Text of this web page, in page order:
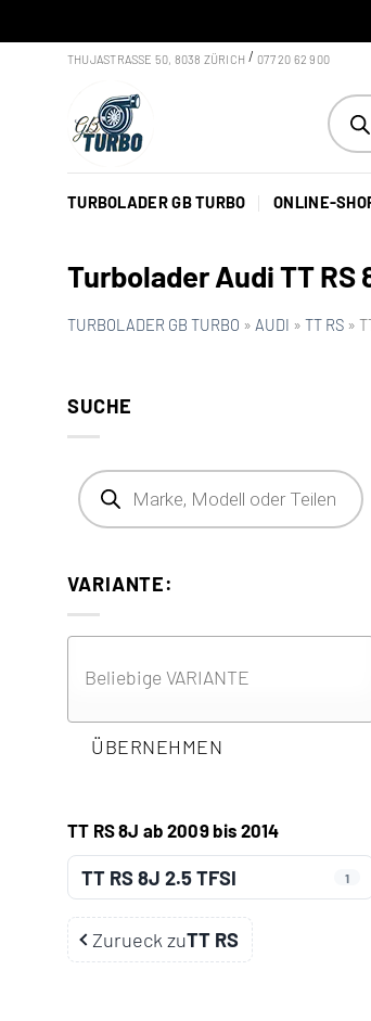
Skip to contentTHUJASTRASSE 50, 8038 ZÜRICH /077 20 62 900
TURBOLADER GB TURBO ONLINE-
Turbolader Audi TT RS
TURBOLADER GB TURBO » AUDI » TT RS »
SUCHE
Products search
VARIANTE:
ÜBERNEHMEN
TT RS 8J ab 2009 bis 2014
TT RS 8J 2.5 TFSI 1
Zurueck zuTT RS